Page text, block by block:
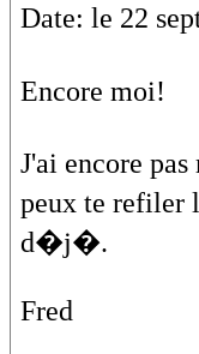
Date: le 22
Encore moi!
J'ai encore
peux te refiler
d�j�.
Fred